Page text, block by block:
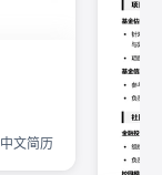
中文简历